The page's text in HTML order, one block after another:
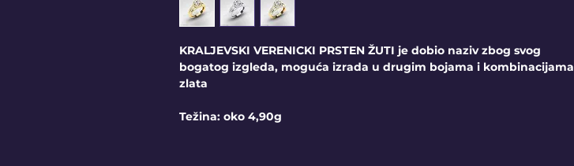
KRALJEVSKI VERENICKI PRSTEN ŽUTI je dobio naziv zbog svog
bogatog izgleda, moguća izrada u drugim bojama i kombinacijama
zlata
Težina: oko 4,90g